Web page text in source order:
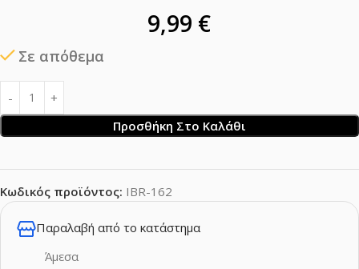
9,99 €
Σε απόθεμα
Προσθήκη Στο Καλάθι
Κωδικός προϊόντος: IBR-162
Παραλαβή από το κατάστημα
Άμεσα